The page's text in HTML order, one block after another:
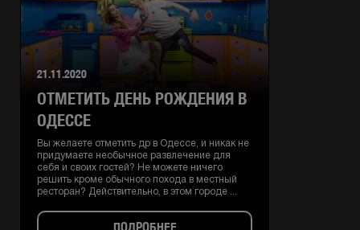
ОТМЕТИТЬ ДЕНЬ РОЖДЕНИЯ В
ОДЕССЕ
Вы желаете отметить др в Одессе, и никак не
придумаете необычное развлечение для
себя и своих гостей? Не можете ничего
решить кроме обычного похода в местный
ресторан? Действительно, в этом городе ...
21.11.2020